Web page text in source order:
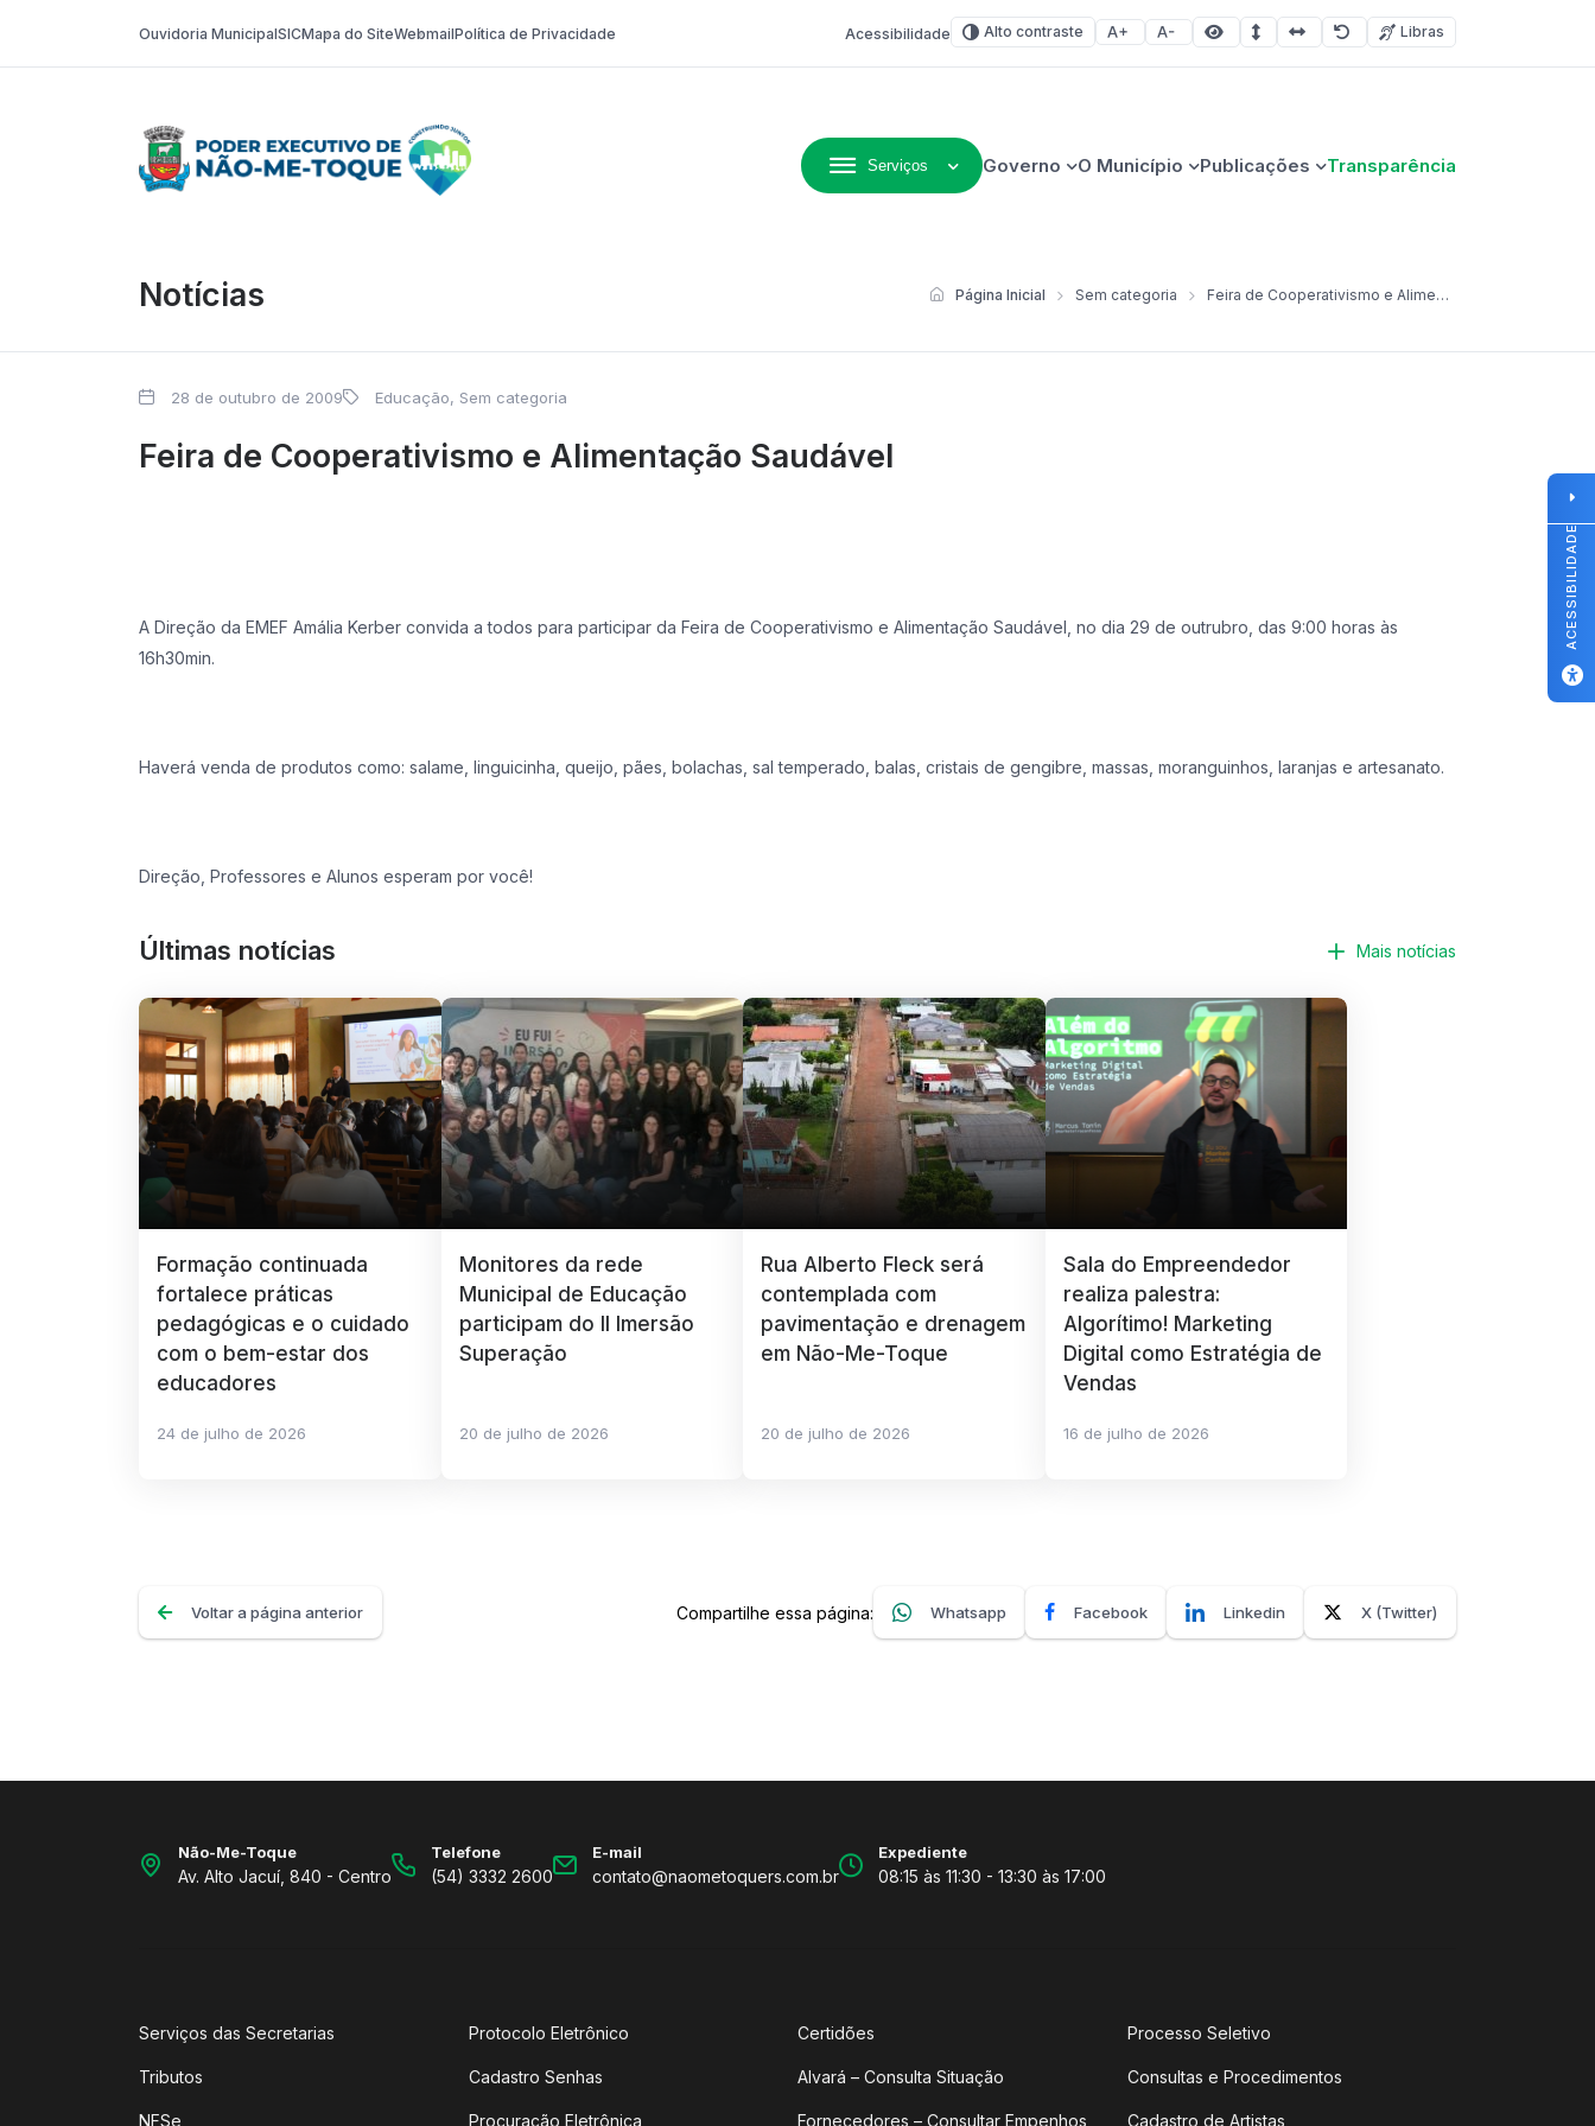
Ouvidoria MunicipalSICMapa do SiteWebmailPolítica de Privacidade Acessibilidade Alto contraste Aumentar fonte
Diminuir fonteÁrea selecionada
Espaçamento de linha
Espaço dos caracteres
RedefinirLibras
Serviços Governo O Município Publicações Transparência
Notícias Página Inicial Sem categoria Feira de Cooperativismo e Alimentação Saudável
28 de outubro de 2009 Educação, Sem categoria
Feira de Cooperativismo e Alimentação Saudável
A Direção da EMEF Amália Kerber convida a todos para participar da Feira de Cooperativismo e Alimentação Saudável, no dia 29 de outrubro, das 9:00 horas às
16h30min.
Haverá venda de produtos como: salame, linguicinha, queijo, pães, bolachas, sal temperado, balas, cristais de gengibre, massas, moranguinhos, laranjas e artesanato.
Direção, Professores e Alunos esperam por você!
Últimas notícias Mais notícias
Formação continuada
fortalece práticas
pedagógicas e o cuidado
com o bem-estar dos
educadores
24 de julho de 2026
Monitores da rede
Municipal de Educação
participam do II Imersão
Superação
20 de julho de 2026
Rua Alberto Fleck será
contemplada com
pavimentação e drenagem
em Não-Me-Toque
20 de julho de 2026
Sala do Empreendedor
realiza palestra:
Algorítimo! Marketing
Digital como Estratégia de
Vendas
16 de julho de 2026
Voltar a página anterior Compartilhe essa página: Whatsapp Facebook Linkedin X (Twitter)
Não-Me-Toque
Av. Alto Jacuí, 840 - Centro
Telefone
(54) 3332 2600
E-mail
contato@naometoquers.com.br
Expediente
08:15 às 11:30 - 13:30 às 17:00
Serviços das Secretarias
Tributos
NFSe
Protocolo Eletrônico
Cadastro Senhas
Procuração Eletrônica
Certidões
Alvará – Consulta Situação
Fornecedores – Consultar Empenhos
Processo Seletivo
Consultas e Procedimentos
Cadastro de Artistas
ACESSIBILIDADE